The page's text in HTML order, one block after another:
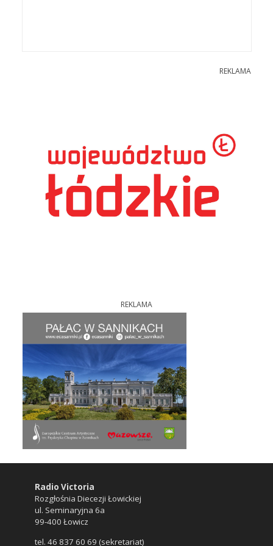
REKLAMA
REKLAMA
Radio Victoria
Rozgłośnia Diecezji Łowickiej
ul. Seminaryjna 6a
99-400 Łowicz
tel. 46 837 60 69 (sekretariat)